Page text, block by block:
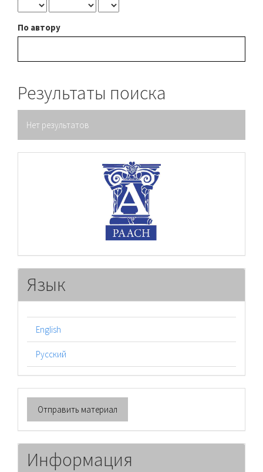
По автору
Результаты поиска
Нет результатов
Язык
English
Русский
Отправить
материал
Отправить материал
Информация